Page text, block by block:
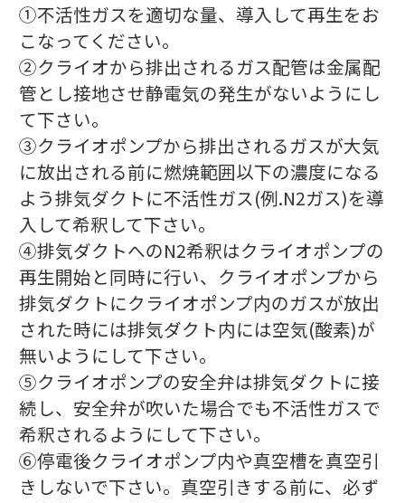
①不活性ガスを適切な量、導入して再生をお
こなってください。
②クライオから排出されるガス配管は金属配
管とし接地させ静電気の発生がないようにし
て下さい。
③クライオポンプから排出されるガスが大気
に放出される前に燃焼範囲以下の濃度になる
よう排気ダクトに不活性ガス(例.N2ガス)を導
入して希釈して下さい。
④排気ダクトへのN2希釈はクライオポンプの
再生開始と同時に行い、クライオポンプから
排気ダクトにクライオポンプ内のガスが放出
された時には排気ダクト内には空気(酸素)が
無いようにして下さい。
⑤クライオポンプの安全弁は排気ダクトに接
続し、安全弁が吹いた場合でも不活性ガスで
希釈されるようにして下さい。
⑥停電後クライオポンプ内や真空槽を真空引
きしないで下さい。真空引きする前に、必ず